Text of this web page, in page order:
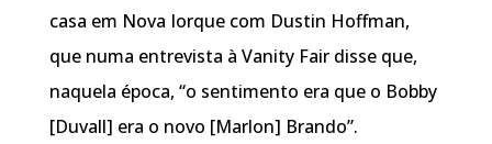
casa em Nova Iorque com Dustin Hoffman,
que numa entrevista à Vanity Fair disse que,
naquela época, “o sentimento era que o Bobby
[Duvall] era o novo [Marlon] Brando”.